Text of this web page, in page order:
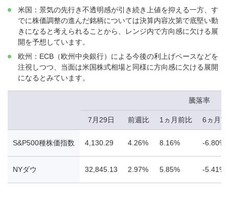
米国：景気の先行き不透明感が引き続き上値を抑える一方、す
でに株価調整の進んだ銘柄については決算内容次第で底堅い動
きになると考えられることから、レンジ内で方向感に欠ける展
開を予想しています。
欧州：ECB（欧州中央銀行）による今後の利上げペースなどを
注視しつつ、当面は米国株式相場と同様に方向感に欠ける展開
になるとみています。
騰落率
7月29日 前週比 1ヵ月前比 6ヵ月
S&P500種株価指数 4,130.29 4.26% 8.16% -6.80%
NYダウ 32,845.13 2.97% 5.85% -5.41%